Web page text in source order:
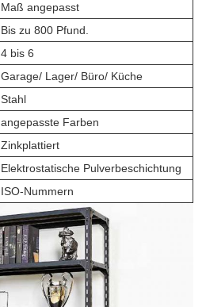
Maß angepasst
Bis zu 800 Pfund.
4 bis 6
Garage/ Lager/ Büro/ Küche
Stahl
angepasste Farben
Zinkplattiert
Elektrostatische Pulverbeschichtung
ISO-Nummern